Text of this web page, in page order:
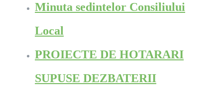
Minuta sedintelor Consiliului
Local
PROIECTE DE HOTARARI
SUPUSE DEZBATERII